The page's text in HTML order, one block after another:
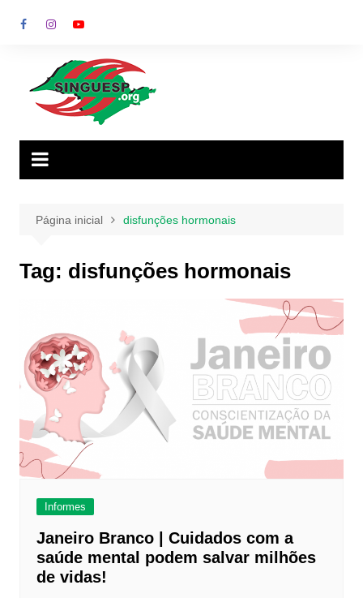
para
Página inicial disfunções hormonais
Tag: disfunções hormonais
Informes
Janeiro Branco | Cuidados com a
saúde mental podem salvar milhões
de vidas!